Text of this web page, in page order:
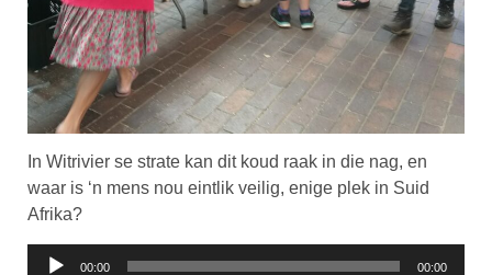
In Witrivier se strate kan dit koud raak in die nag, en
waar is ‘n mens nou eintlik veilig, enige plek in Suid
Afrika?
Klankspeler
00:00 00:00